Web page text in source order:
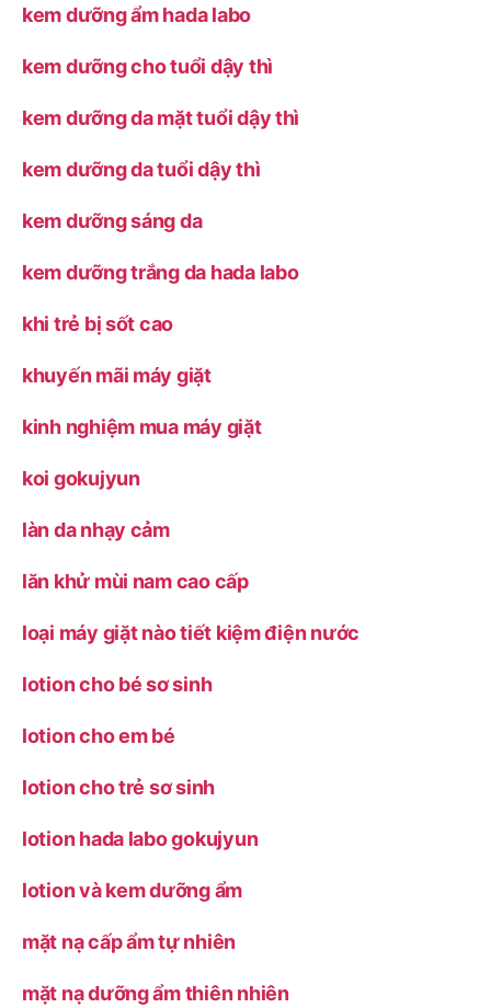
kem dưỡng ẩm hada labo
kem dưỡng cho tuổi dậy thì
kem dưỡng da mặt tuổi dậy thì
kem dưỡng da tuổi dậy thì
kem dưỡng sáng da
kem dưỡng trắng da hada labo
khi trẻ bị sốt cao
khuyến mãi máy giặt
kinh nghiệm mua máy giặt
koi gokujyun
làn da nhạy cảm
lăn khử mùi nam cao cấp
loại máy giặt nào tiết kiệm điện nước
lotion cho bé sơ sinh
lotion cho em bé
lotion cho trẻ sơ sinh
lotion hada labo gokujyun
lotion và kem dưỡng ẩm
mặt nạ cấp ẩm tự nhiên
mặt nạ dưỡng ẩm thiên nhiên